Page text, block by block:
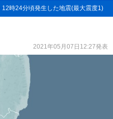
12時24分頃発生した地震(最大震度1)
2021年05月07日12:27発表